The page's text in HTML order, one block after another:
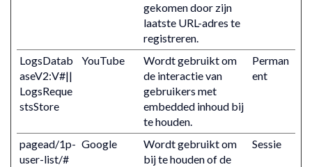
gekomen door zijn
laatste URL-adres te
registreren.
LogsDatab
aseV2:V#||
LogsReque
stsStore
YouTube
Wordt gebruikt om
de interactie van
gebruikers met
embedded inhoud bij
te houden.
Perman
ent
pagead/1p-
user-list/#
Google
Wordt gebruikt om
bij te houden of de
Sessie